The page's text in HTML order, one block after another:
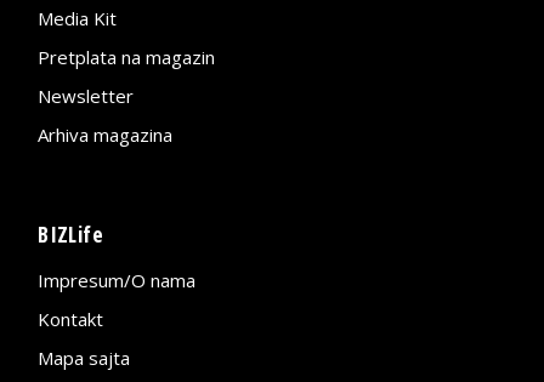
Media Kit
Pretplata na magazin
Newsletter
Arhiva magazina
BIZLife
Impresum/O nama
Kontakt
Mapa sajta